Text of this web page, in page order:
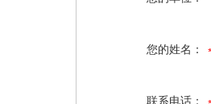
您的姓名：
联系电话：